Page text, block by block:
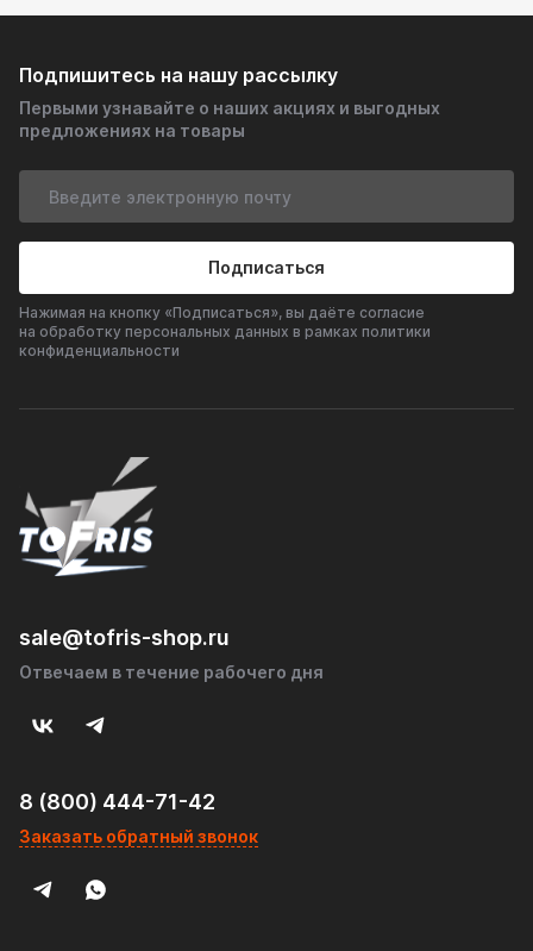
Подпишитесь на нашу рассылку
Первыми узнавайте о наших акциях и выгодных
предложениях на товары
Подписаться
Нажимая на кнопку «Подписаться», вы даёте согласие
на обработку персональных данных в рамках политики
конфиденциальности
sale@tofris-shop.ru
Отвечаем в течение рабочего дня
8 (800) 444-71-42
Заказать обратный звонок